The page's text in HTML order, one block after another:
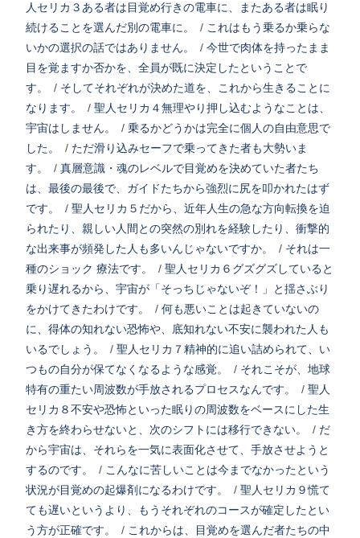
人セリカ３ある者は目覚め行きの電車に、またある者は眠り
続けることを選んだ別の電車に。
/ これはもう乗るか乗らな
いかの選択の話ではありません。
/ 今世で肉体を持ったまま
目を覚ますか否かを、全員が既に決定したということで
す。
/ そしてそれぞれが決めた道を、これから生きることに
なります。
/ 聖人セリカ４無理やり押し込むようなことは、
宇宙はしません。
/ 乗るかどうかは完全に個人の自由意思で
した。
/ ただ滑り込みセーフで乗ってきた者も大勢いま
す。
/ 真層意識・魂のレベルで目覚めを決めていた者たち
は、最後の最後で、ガイドたちから強烈に尻を叩かれたはず
です。
/ 聖人セリカ５だから、近年人生の急な方向転換を迫
られたり、親しい人間との突然の別れを経験したり、衝撃的
な出来事が頻発した人も多いんじゃないですか。
/ それは一
種のショック 療法です。
/ 聖人セリカ６グズグズしていると
乗り遅れるから、宇宙が「そっちじゃないぞ！」と揺さぶり
をかけてきたわけです。
/ 何も悪いことは起きていないの
に、得体の知れない恐怖や、底知れない不安に襲われた人も
いるでしょう。
/ 聖人セリカ７精神的に追い詰められて、い
つもの自分が保てなくなるような感覚。
/ それこそが、地球
特有の重たい周波数が手放されるプロセスなんです。
/ 聖人
セリカ８不安や恐怖といった眠りの周波数をベースにした生
き方を終わらせないと、次のシフトには移行できない。
/ だ
から宇宙は、それらを一気に表面化させて、手放させようと
するのです。
/ こんなに苦しいことは今までなかったという
状況が目覚めの起爆剤になるわけです。
/ 聖人セリカ９慌て
ても遅いというより、もうそれぞれのコースが確定したとい
う方が正確です。
/ これからは、目覚めを選んだ者たちの中